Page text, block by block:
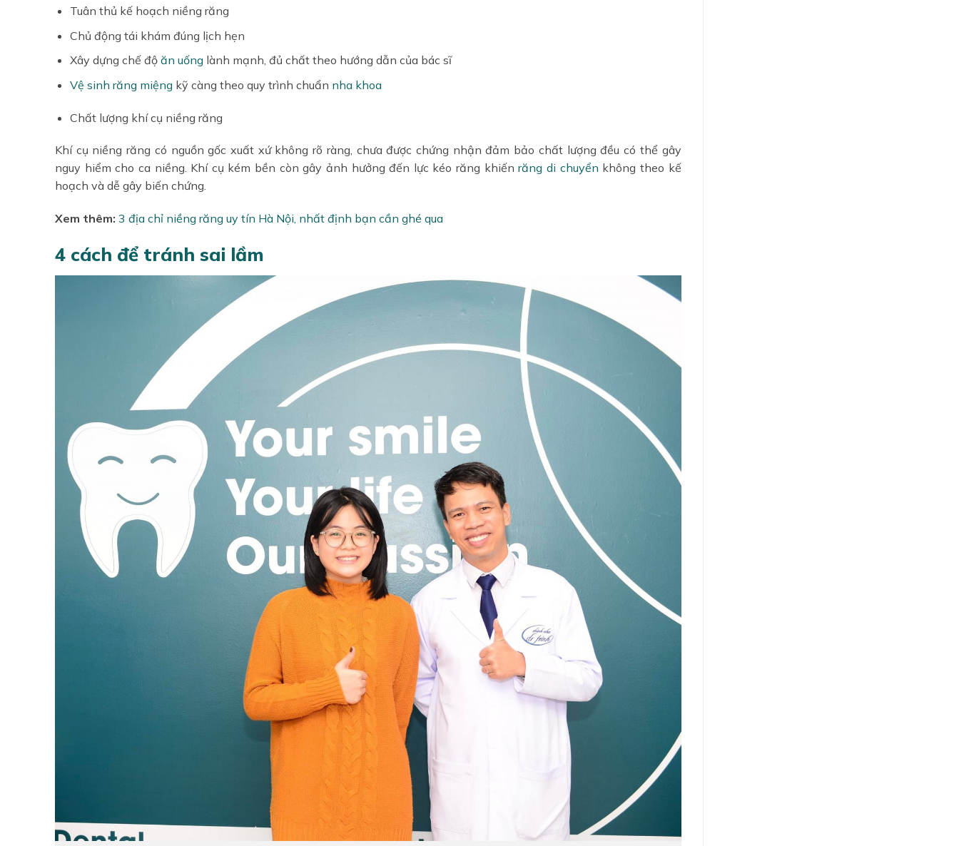
Tuân thủ kế hoạch niềng răng
Chủ động tái khám đúng lịch hẹn
Xây dựng chế độ ăn uốnglành mạnh, đủ chất theo hướng dẫn của bác sĩ
Vệ sinh răng miệngkỹ càng theo quy trình chuẩn nha khoa
Chất lượng khí cụ niềng răng
Khí cụ niềng răng có nguồn gốc xuất xứ không rõ ràng, chưa được chứng nhận đảm bảo chất lượng đều có thể gây
nguy hiểm cho ca niềng. Khí cụ kém bền còn gây ảnh hưởng đến lực kéo răng khiếnrăng di chuyển không theo kế
hoạch và dễ gây biến chứng.
Xem thêm: 3 địa chỉ niềng răng uy tín Hà Nội, nhất định bạn cần ghé qua
4 cách để tránh sai lầm